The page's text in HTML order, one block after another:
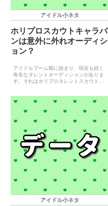
アイドル小ネタ
ホリプロスカウトキャラバ
ンは意外に外れオーディシ
ョン？
アイドルブーム期に始まり、現在も続く
有名なタレントオーディションがありま
す。それはホリプロタレントスカウトキ
新型コロナウイルスの影響があった2021
アイドル小ネタ